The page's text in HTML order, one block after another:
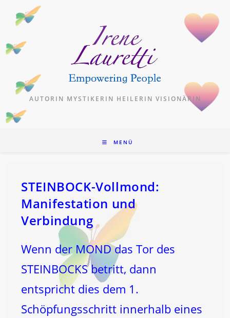
Inhalt
AUTORIN MYSTIKERIN HEILERIN VISIONÄRIN
MENÜ
STEINBOCK-Vollmond:
Manifestation und
Verbindung
Wenn der MOND das Tor des
STEINBOCKS betritt, dann
entspricht dies dem 1.
Schöpfungsschritt innerhalb eines